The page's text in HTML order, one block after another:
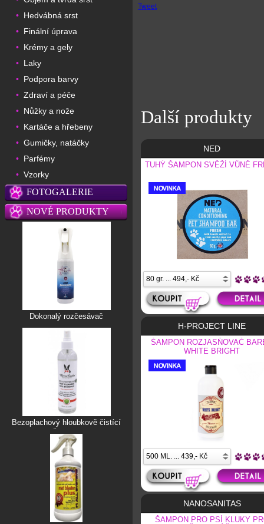
• Hedvábná srst
• Finální úprava
• Krémy a gely
• Laky
• Podpora barvy
• Zdraví a péče
• Nůžky a nože
• Kartáče a hřebeny
• Gumičky, natáčky
• Parfémy
• Vzorky
FOTOGALERIE
NOVÉ PRODUKTY
Dokonalý rozčesávač
Bezoplachový hloubkově čistící
šampon
Tweet
Další produkty
NED
TUHÝ ŠAMPON SVĚŽÍ VŮNĚ
H-PROJECT LINE
ŠAMPON ROZJASŇOVAČ
WHITE BRIGHT
NANOSANITAS
ŠAMPON PRO PSÍ KLUKY